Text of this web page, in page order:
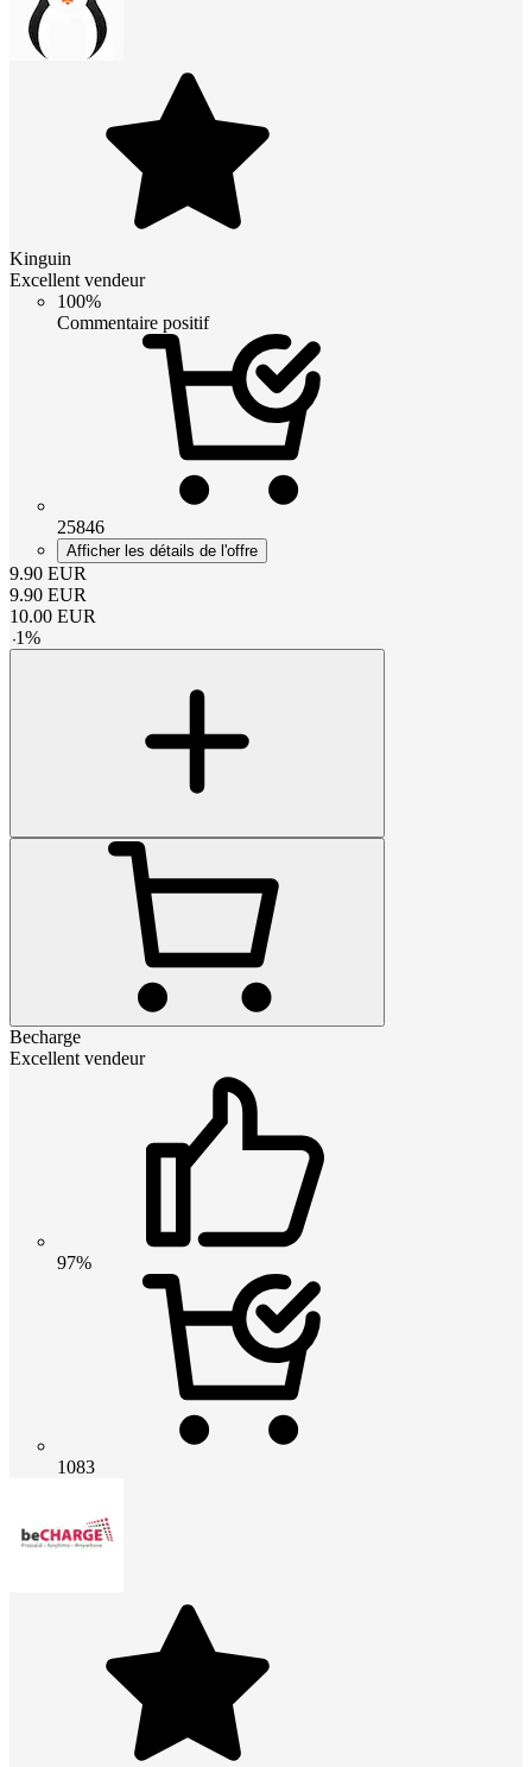
Kinguin
Excellent vendeur
100%
Commentaire positif
25846
Afficher les détails de l'offre
9.90 EUR
9.90 EUR
10.00 EUR
-1%
Becharge
Excellent vendeur
97%
1083